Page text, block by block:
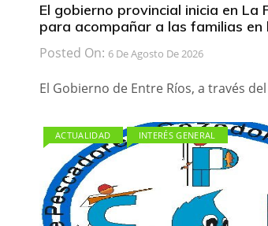
El gobierno provincial inicia en La
para acompañar a las familias en
Posted On: 6 De Agosto De 2026
El Gobierno de Entre Ríos, a través del
ACTUALIDAD INTERÉS GENERAL